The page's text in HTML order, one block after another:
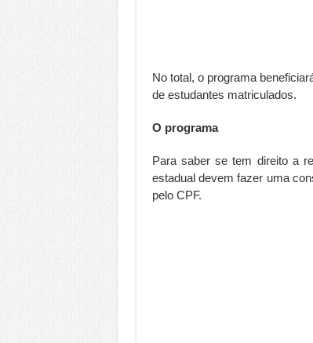
No total, o programa
de estudantes matriculados.
O programa
Para saber se tem direito a
estadual devem fazer uma
pelo CPF.